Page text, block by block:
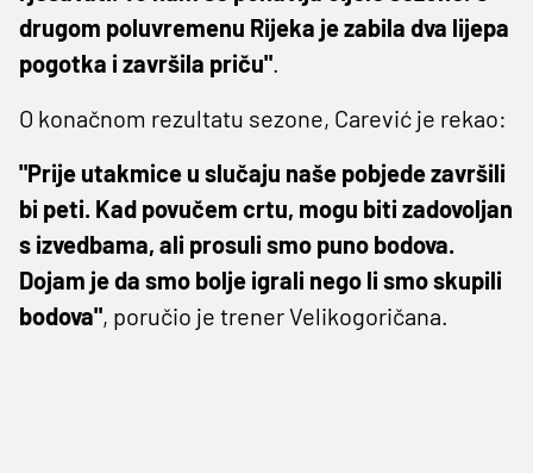
drugom poluvremenu Rijeka je zabila dva lijepa
pogotka i završila priču".
O konačnom rezultatu sezone, Carević je rekao:
"Prije utakmice u slučaju naše pobjede završili
bi peti. Kad povučem crtu, mogu biti zadovoljan
s izvedbama, ali prosuli smo puno bodova.
Dojam je da smo bolje igrali nego li smo skupili
bodova", poručio je trener Velikogoričana.